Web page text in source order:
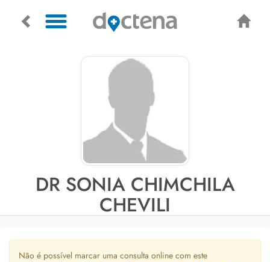
DR SONIA CHIMCHILA
CHEVILI
Não é possível marcar uma consulta online com este